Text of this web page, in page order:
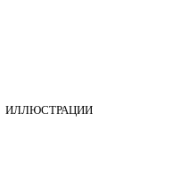
ИЛЛЮСТРАЦИИ